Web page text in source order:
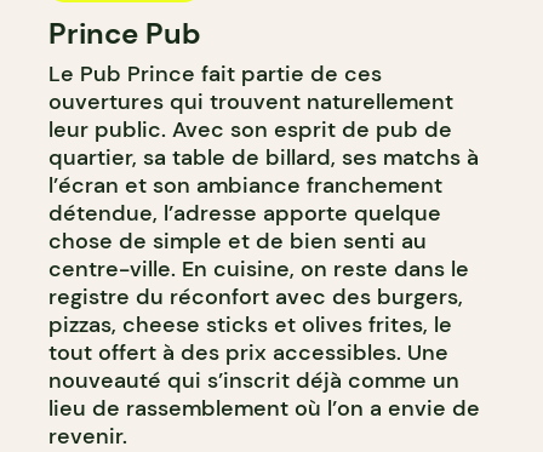
Prince Pub
Le Pub Prince fait partie de ces
ouvertures qui trouvent naturellement
leur public. Avec son esprit de pub de
quartier, sa table de billard, ses matchs à
l’écran et son ambiance franchement
détendue, l’adresse apporte quelque
chose de simple et de bien senti au
centre-ville. En cuisine, on reste dans le
registre du réconfort avec des burgers,
pizzas, cheese sticks et olives frites, le
tout offert à des prix accessibles. Une
nouveauté qui s’inscrit déjà comme un
lieu de rassemblement où l’on a envie de
revenir.